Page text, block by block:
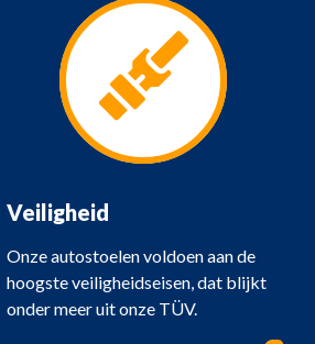
Veiligheid
Onze autostoelen voldoen aan de
hoogste veiligheidseisen, dat blijkt
onder meer uit onze TÜV.